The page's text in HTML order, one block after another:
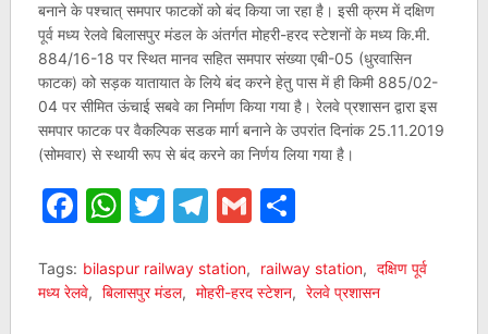
बनाने के पश्चात् समपार फाटकों को बंद किया जा रहा है। इसी क्रम में दक्षिण
पूर्व मध्य रेलवे बिलासपुर मंडल के अंतर्गत मोहरी-हरद स्टेशनों के मध्य कि.मी.
884/16-18 पर स्थित मानव सहित समपार संख्या एबी-05 (धुरवासिन
फाटक) को सड़क यातायात के लिये बंद करने हेतु पास में ही किमी 885/02-
04 पर सीमित ऊंचाई सबवे का निर्माण किया गया है। रेलवे प्रशासन द्वारा इस
समपार फाटक पर वैकल्पिक सडक मार्ग बनाने के उपरांत दिनांक 25.11.2019
(सोमवार) से स्थायी रूप से बंद करने का निर्णय लिया गया है।
Facebook
WhatsApp
Twitter
Telegram
GmailShare
Tags: bilaspur railway station, railway station, दक्षिण पूर्व
मध्य रेलवे, बिलासपुर मंडल, मोहरी-हरद स्टेशन, रेलवे प्रशासन